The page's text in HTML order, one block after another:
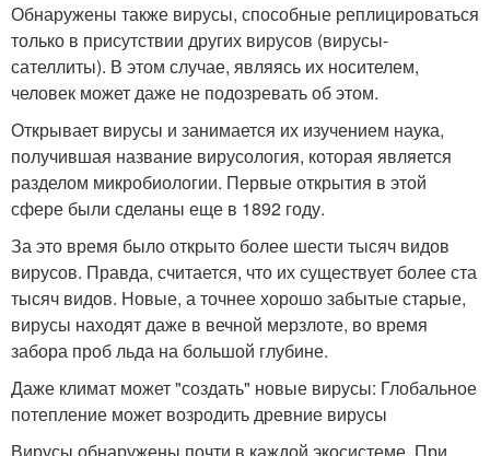
Обнаружены также вирусы, способные реплицироваться
только в присутствии других вирусов (вирусы-
сателлиты). В этом случае, являясь их носителем,
человек может даже не подозревать об этом.
Открывает вирусы и занимается их изучением наука,
получившая название вирусология, которая является
разделом микробиологии. Первые открытия в этой
сфере были сделаны еще в 1892 году.
За это время было открыто более шести тысяч видов
вирусов. Правда, считается, что их существует более ста
тысяч видов. Новые, а точнее хорошо забытые старые,
вирусы находят даже в вечной мерзлоте, во время
забора проб льда на большой глубине.
Даже климат может "создать" новые вирусы: Глобальное
потепление может возродить древние вирусы